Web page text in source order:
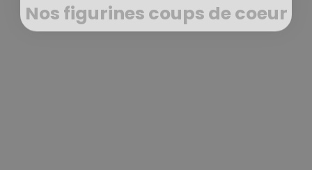
Nos figurines coups de coeur